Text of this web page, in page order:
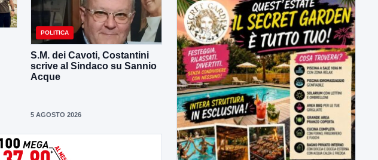
POLITICA
S.M. dei Cavoti, Costantini
scrive al Sindaco su Sannio
Acque
5 AGOSTO 2026